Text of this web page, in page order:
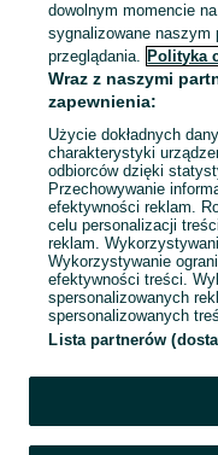
dowolnym momencie
sygnalizowane naszym
przeglądania. Polityka
Wraz z naszymi
zapewnienia:
Użycie dokładnych
charakterystyki
odbiorców dzięki
Przechowywanie
efektywności reklam.
celu personalizacji
reklam.
Wykorzystywanie
efektywności treści.
spersonalizowanych
spersonalizowanych
Lista partnerów